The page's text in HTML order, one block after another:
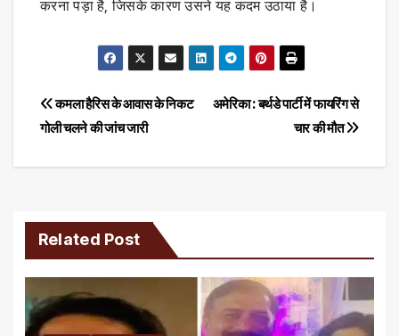
करना पड़ा है, जिसके कारण उसने यह कदम उठाया है।
Post
navigation
अमेरिका : बर्थडे पार्टी में फायरिंग से
चार की मौत
कमला हैरिस के आवास के निकट
गोली चलने की जांच जारी
Related Post